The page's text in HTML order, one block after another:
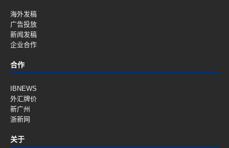
海外发稿
广告投放
新闻发稿
企业合作
合作
IBNEWS
外汇牌价
新广州
浙新网
关于